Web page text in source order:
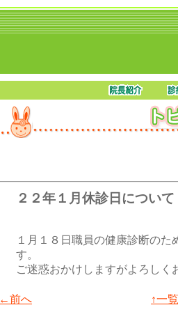
２２年１月休診日について
１月１８日職員の健康診断のた
す。
ご迷惑おかけしますがよろしく
←前へ ↑一